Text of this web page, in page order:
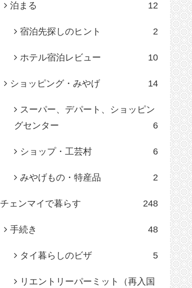
泊まる 12
宿泊先探しのヒント 2
ホテル宿泊レビュー 10
ショッピング・みやげ 14
スーパー、デパート、ショッピン
グセンター
6
ショップ・工芸村 6
みやげもの・特産品 2
チェンマイで暮らす 248
手続き 48
タイ暮らしのビザ 5
リエントリーパーミット（再入国